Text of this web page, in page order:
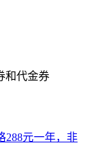
和代金券
288元一年，非